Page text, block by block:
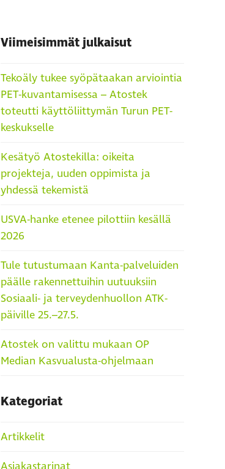
Viimeisimmät julkaisut
Tekoäly tukee syöpätaakan arviointia
PET-kuvantamisessa – Atostek
toteutti käyttöliittymän Turun PET-
keskukselle
Kesätyö Atostekilla: oikeita
projekteja, uuden oppimista ja
yhdessä tekemistä
USVA-hanke etenee pilottiin kesällä
2026
Tule tutustumaan Kanta-palveluiden
päälle rakennettuihin uutuuksiin
Sosiaali- ja terveydenhuollon ATK-
päiville 25.–27.5.
Atostek on valittu mukaan OP
Median Kasvualusta-ohjelmaan
Kategoriat
Artikkelit